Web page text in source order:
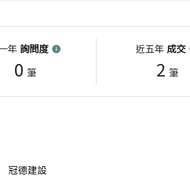
年 詢問度
0 筆
近五年 成交
2 筆
冠德建設